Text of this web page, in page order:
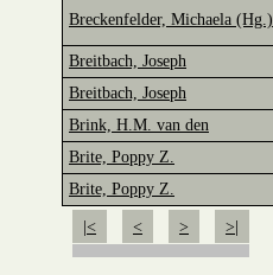
Breckenfelder, Michaela (Hg.)
Breitbach, Joseph
Breitbach, Joseph
Brink, H.M. van den
Brite, Poppy Z.
Brite, Poppy Z.
|< < > >|